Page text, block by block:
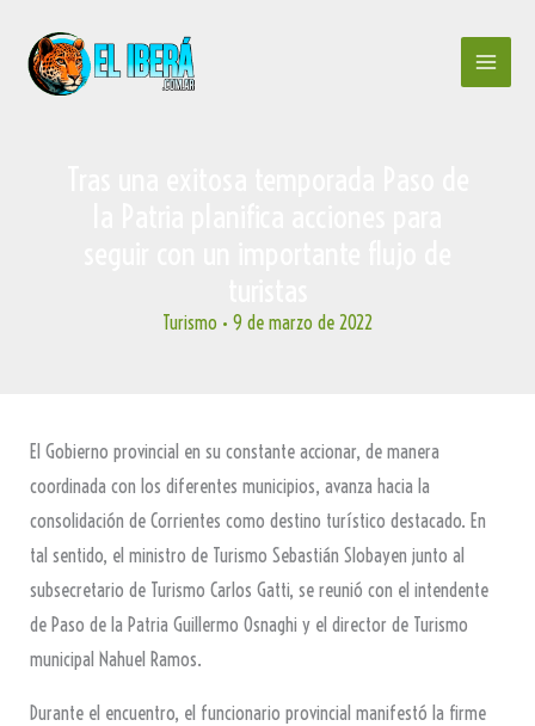
contenido
Turismo • 9 de marzo de 2022
El Gobierno provincial en su constante accionar, de manera
coordinada con los diferentes municipios, avanza hacia la
consolidación de Corrientes como destino turístico destacado. En
tal sentido, el ministro de Turismo Sebastián Slobayen junto al
subsecretario de Turismo Carlos Gatti, se reunió con el intendente
de Paso de la Patria Guillermo Osnaghi y el director de Turismo
municipal Nahuel Ramos.
Durante el encuentro, el funcionario provincial manifestó la firme